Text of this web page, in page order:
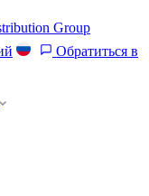
Group
Обратиться в